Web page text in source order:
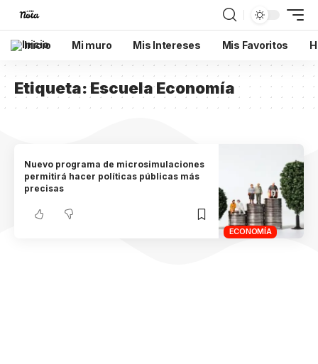
Inicio Mi muro Mis Intereses Mis Favoritos
Etiqueta:Escuela Economía
ECONOMÍA
Nuevo programa de microsimulaciones
permitirá hacer políticas públicas más
precisas